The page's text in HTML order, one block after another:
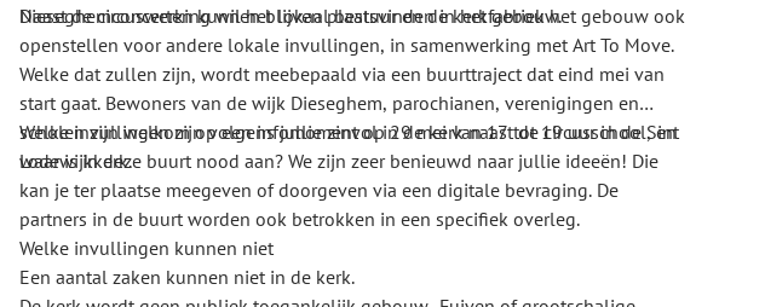
Dieseghemconcerten kunnen blijven plaatsvinden in het gebouw.
Naast de circuswerking wil het lokaal bestuur en de kerkfabriek het gebouw ook
openstellen voor andere lokale invullingen, in samenwerking met Art To Move.
Welke dat zullen zijn, wordt meebepaald via een buurttraject dat eind mei van
start gaat. Bewoners van de wijk Dieseghem, parochianen, verenigingen en
scholen zijn welkom op een infomoment op 29 mei van 17 tot 19 uur in de Sint
Lodewijkkerk.
Welke invullingen zijn volgens jullie zinvol in de kerk naast de circusschool, en
waar is in deze buurt nood aan? We zijn zeer benieuwd naar jullie ideeën! Die
kan je ter plaatse meegeven of doorgeven via een digitale bevraging. De
partners in de buurt worden ook betrokken in een specifiek overleg.
Welke invullingen kunnen niet
Een aantal zaken kunnen niet in de kerk.